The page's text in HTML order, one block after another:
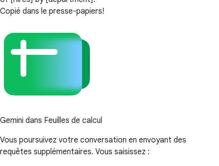
Copié dans le presse-papiers!
Gemini dans Feuilles de calcul
Vous poursuivez votre conversation en envoyant des
requêtes supplémentaires. Vous saisissez :